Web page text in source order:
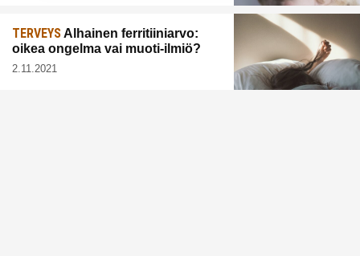
TERVEYSAlhainen ferritiiniarvo:
oikea ongelma vai muoti-ilmiö?
2.11.2021